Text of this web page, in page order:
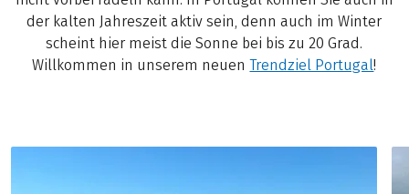
der kalten Jahreszeit aktiv sein, denn auch im Winter
scheint hier meist die Sonne bei bis zu 20 Grad.
Willkommen in unserem neuenTrendziel Portugal!